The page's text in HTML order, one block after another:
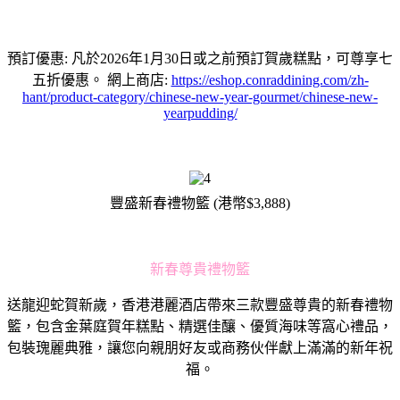
預訂優惠: 凡於2026年1月30日或之前預訂賀歲糕點，可尊享七
五折優惠。 網上商店: https://eshop.conraddining.com/zh-
hant/product-category/chinese-new-year-gourmet/chinese-new-
yearpudding/
豐盛新春禮物籃 (港幣$3,888)
新春尊貴禮物籃
送龍迎蛇賀新歲，香港港麗酒店帶來三款豐盛尊貴的新春禮物
籃，包含金葉庭賀年糕點、精選佳釀、優質海味等窩心禮品，
包裝瑰麗典雅，讓您向親朋好友或商務伙伴獻上滿滿的新年祝
福。